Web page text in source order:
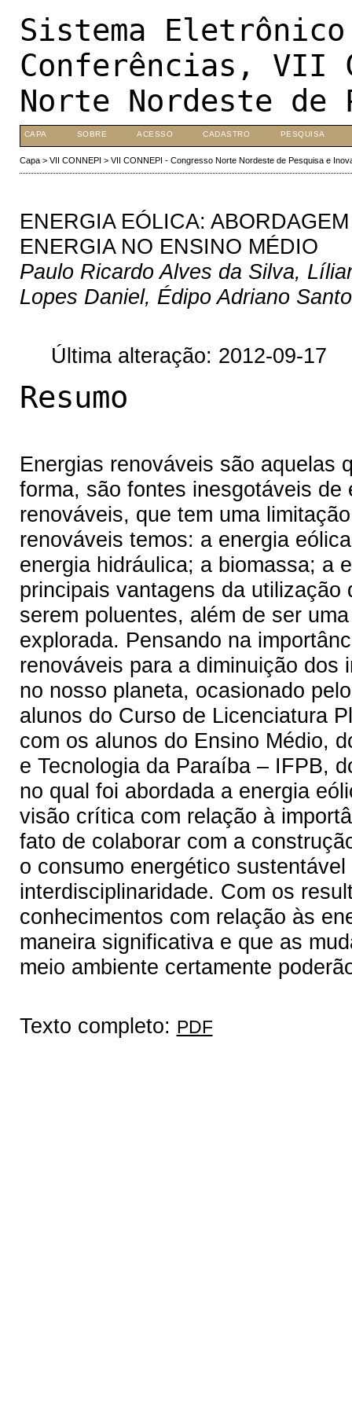
Sistema
Conferências, VII
Norte Nordeste de
CAPA SOBRE ACESSO CADASTRO PESQUISA
Capa> VII CONNEPI > VII CONNEPI - Congresso Norte Nordeste de Pesquisa e
ENERGIA EÓLICA:
ENERGIA NO ENSINO MÉDIO
Paulo Ricardo Alves da Silva,
Lopes Daniel, Édipo Adriano
Última alteração: 2012-09-17
Resumo
Energias renováveis são aquelas
forma, são fontes inesgotáveis
renováveis, que tem uma
renováveis temos: a energia
energia hidráulica; a biomassa; a
principais vantagens da
serem poluentes, além de ser
explorada. Pensando na
renováveis para a diminuição dos
no nosso planeta, ocasionado
alunos do Curso de Licenciatura
com os alunos do Ensino Médio,
e Tecnologia da Paraíba – IFPB,
no qual foi abordada a energia
visão crítica com relação à
fato de colaborar com a
o consumo energético
interdisciplinaridade. Com os
conhecimentos com relação às
maneira significativa e que as
meio ambiente certamente
Texto completo: PDF